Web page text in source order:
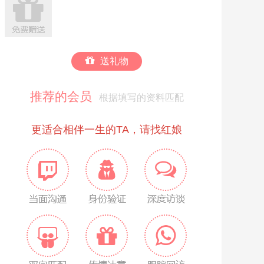
送礼物
推荐的会员 根据填写的资料匹配
更适合相伴一生的TA，请找红娘